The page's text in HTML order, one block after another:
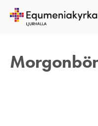
15 MAJ 2020